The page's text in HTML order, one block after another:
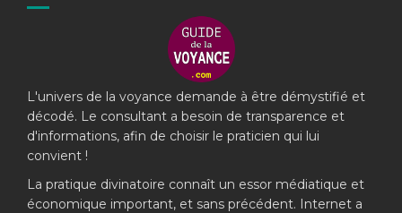
L'univers de la voyance demande à être démystifié et
décodé. Le consultant a besoin de transparence et
d'informations, afin de choisir le praticien qui lui
convient !
La pratique divinatoire connaît un essor médiatique et
économique important, et sans précédent. Internet a